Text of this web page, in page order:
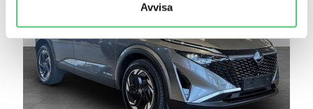
en säker - och trygg marknadsplats och för att kunna ge
dig relevanta tips, nyheter och anpassad reklam. Genom
att klicka på Tillåt alla godkänner du vår hantering av
cookies och samtycker till att vi mäter och delar
Avvisa